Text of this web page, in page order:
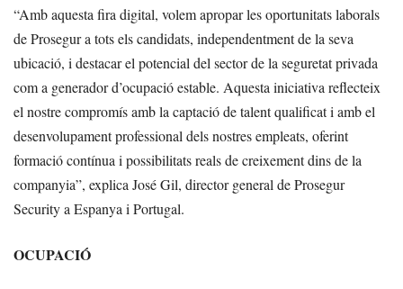
“Amb aquesta fira digital, volem apropar les oportunitats laborals
de Prosegur a tots els candidats, independentment de la seva
ubicació, i destacar el potencial del sector de la seguretat privada
com a generador d’ocupació estable. Aquesta iniciativa reflecteix
el nostre compromís amb la captació de talent qualificat i amb el
desenvolupament professional dels nostres empleats, oferint
formació contínua i possibilitats reals de creixement dins de la
companyia”, explica José Gil, director general de Prosegur
Security a Espanya i Portugal.
OCUPACIÓ